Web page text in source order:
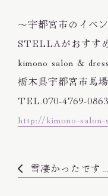
サロン情報
〜宇都宮市のイベ
STELLAがおすす
kimono salon &
栃木県宇都宮市馬
TEL.070-4769-0863
http://kimono-salon-
雪凄かったですね〜❄️